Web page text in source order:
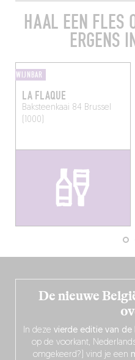
HAAL EEN FLES
ERGENS
WIJNBAR
LA FLAQUE
Baksteenkaai 84 Brussel
(1000)
De nieuwe
In deze vierde editie van de
op de voorkant,
omgekeerd?) vind je een